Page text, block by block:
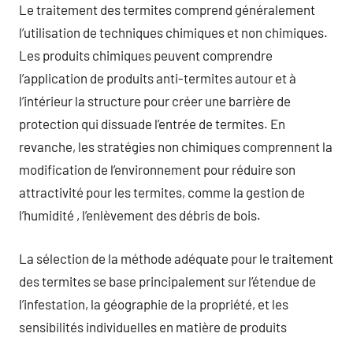
Le traitement des termites comprend généralement
l’utilisation de techniques chimiques et non chimiques.
Les produits chimiques peuvent comprendre
l’application de produits anti-termites autour et à
l’intérieur la structure pour créer une barrière de
protection qui dissuade l’entrée de termites. En
revanche, les stratégies non chimiques comprennent la
modification de l’environnement pour réduire son
attractivité pour les termites, comme la gestion de
l’humidité , l’enlèvement des débris de bois.
La sélection de la méthode adéquate pour le traitement
des termites se base principalement sur l’étendue de
l’infestation, la géographie de la propriété, et les
sensibilités individuelles en matière de produits